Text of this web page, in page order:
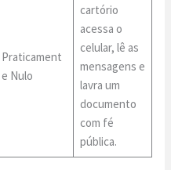
Praticament
e Nulo
cartório
acessa o
celular, lê as
mensagens e
lavra um
documento
com fé
pública.